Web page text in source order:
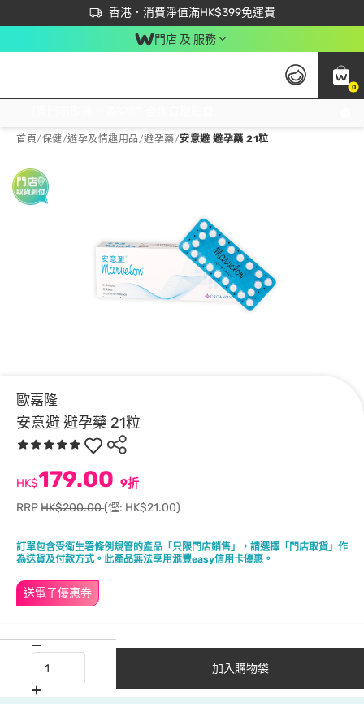
香港．消費淨值滿HK$399免運費
立即成為易賞錢會員盡享獨家優惠
首次APP下單買滿$450 輸入 NEWAPP 即減$50
門店 及 服務
0
首頁/保健/避孕及情趣用品/避孕藥/安意避 避孕藥 21粒
歐嘉隆
安意避 避孕藥 21粒
訂單包含受衛生署條例規管的產品「只限門店銷售」，請選擇「門店取貨」作
為送貨及付款方式。此產品無法享用滙豐easy信用卡優惠。
送電子優惠券
HK$179.00 9折
RRPHK$200.00(慳: HK$21.00)
加入購物袋